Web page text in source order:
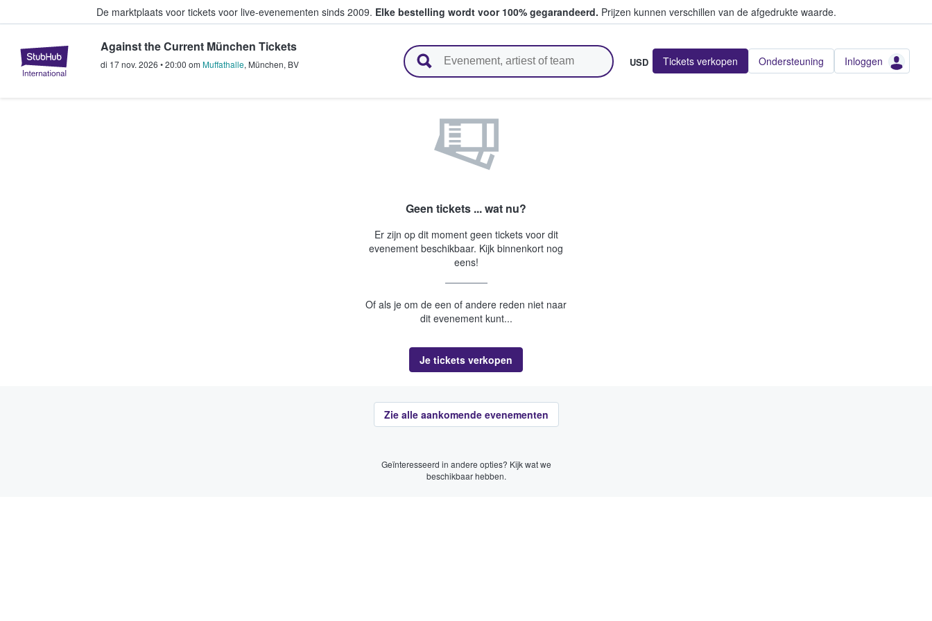
De marktplaats voor tickets voor live-evenementen sinds 2009. Elke bestelling wordt voor 100% gegarandeerd. Prijzen kunnen verschillen van de afgedrukte waarde.
StubHub: waar fans tickets kopen en verkopen
Against the Current München Tickets
di 17 nov. 2026 •20:00 om Muffathalle, München, BV USD Tickets verkopen Ondersteuning Inloggen
Geen tickets ... wat nu?
Er zijn op dit moment geen tickets voor dit
evenement beschikbaar. Kijk binnenkort nog
eens!
Of als je om de een of andere reden niet naar
dit evenement kunt...
Je tickets verkopen
Zie alle aankomende evenementen
Geïnteresseerd in andere opties? Kijk wat we
beschikbaar hebben.